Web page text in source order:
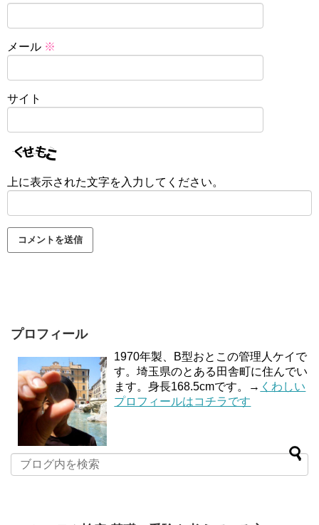
メール ※
サイト
上に表示された文字を入力してください。
プロフィール
1970年製、B型おとこの管理人ケイで
す。埼玉県のとある田舎町に住んでい
ます。身長168.5cmです。→ くわしい
プロフィールはコチラです